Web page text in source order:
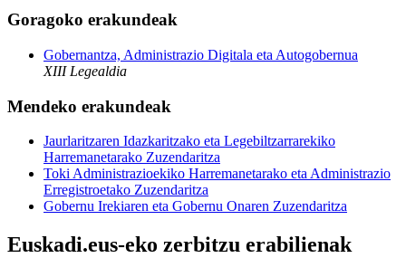
Goragoko erakundeak
Gobernantza, Administrazio Digitala eta Autogobernua
XIII Legealdia
Mendeko erakundeak
Jaurlaritzaren Idazkaritzako eta Legebiltzarrarekiko
Harremanetarako Zuzendaritza
Toki Administrazioekiko Harremanetarako eta Administrazio
Erregistroetako Zuzendaritza
Gobernu Irekiaren eta Gobernu Onaren Zuzendaritza
Euskadi.eus-eko zerbitzu erabilienak